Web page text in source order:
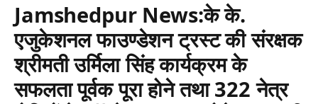
Jamshedpur News:के के.
एजुकेशनल फाउण्डेशन ट्रस्ट की संरक्षक
श्रीमती उर्मिला सिंह कार्यक्रम के
सफलता पूर्वक पूरा होने तथा 322 नेत्र